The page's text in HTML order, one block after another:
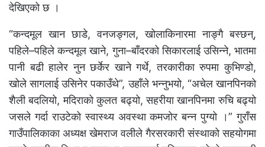
देखिएको छ ।
“कन्दमूल खान छाडे, वनजङ्गल, खोलाकिनारमा नाङ्गै बस्छन्,
पहिले–पहिले कन्दमूल खाने, गुना–बाँदरको सिकारलाई उसिन्ने, भातमा
पानी बढी हालेर नुन छर्केर खाने गर्थे, तरकारीका रुपमा कुभिण्डो,
खोले सागलाई उसिनेर पकाउँथे”, उहाँले भन्नुभयो, “अचेल खानपिनको
शैली बदलियो, मदिराको कुलत बढ्यो, सहरीया खानपिनमा रुचि बढ्यो
जसले गर्दा राउटेको स्वास्थ्य अवस्था कमजोर बन्न पुग्यो ।” गुराँस
गाउँपालिकाका अध्यक्ष खेमराज वलीले गैरसरकारी संस्थाको सहयोगमा